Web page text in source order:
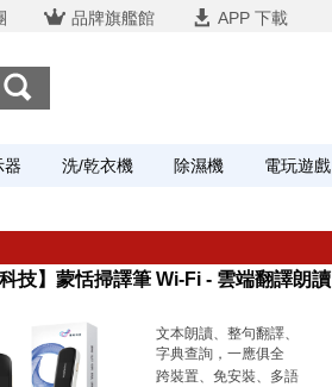
品牌旗艦館 APP 下載
器 洗/乾衣機 除濕機 電玩遊戲
科技】蒙恬掃譯筆 Wi-Fi - 雲端翻譯朗讀
文本朗讀、整句翻譯、
字典查詢，一應俱全
跨裝置、免安裝、多語